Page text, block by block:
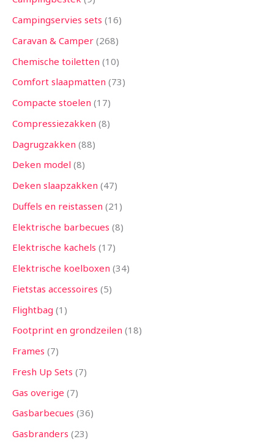
Campingservies sets 16
Caravan & Camper 268
Chemische toiletten 10
Comfort slaapmatten 73
Compacte stoelen 17
Compressiezakken 8
Dagrugzakken 88
Deken model 8
Deken slaapzakken 47
Duffels en reistassen 21
Elektrische barbecues 8
Elektrische kachels 17
Elektrische koelboxen 34
Fietstas accessoires 5
Flightbag 1
Footprint en grondzeilen 18
Frames 7
Fresh Up Sets 7
Gas overige 7
Gasbarbecues 36
Gasbranders 23